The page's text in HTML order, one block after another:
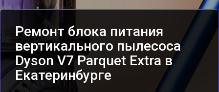
Ремонт блока питания
вертикального пылесоса
Dyson V7 Parquet Extra в
Екатеринбурге